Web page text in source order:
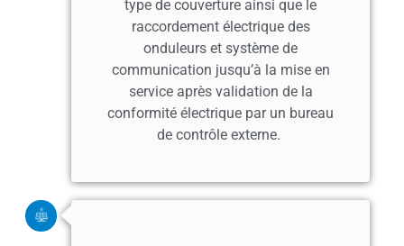
type de couverture ainsi que le
raccordement électrique des
onduleurs et système de
communication jusqu’à la mise en
service après validation de la
conformité électrique par un bureau
de contrôle externe.